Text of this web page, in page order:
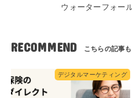
ウォーターフォー
RECOMMEND
デジタルマーケティング